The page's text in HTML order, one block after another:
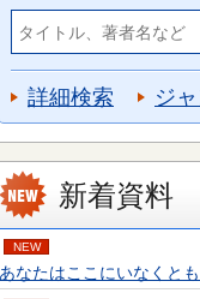
詳細検索 ジ
新着資料
NEW
あなたはここにいなくと